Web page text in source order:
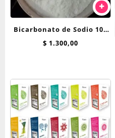
Bicarbonato de Sodio 100
grs
$ 1.300,00